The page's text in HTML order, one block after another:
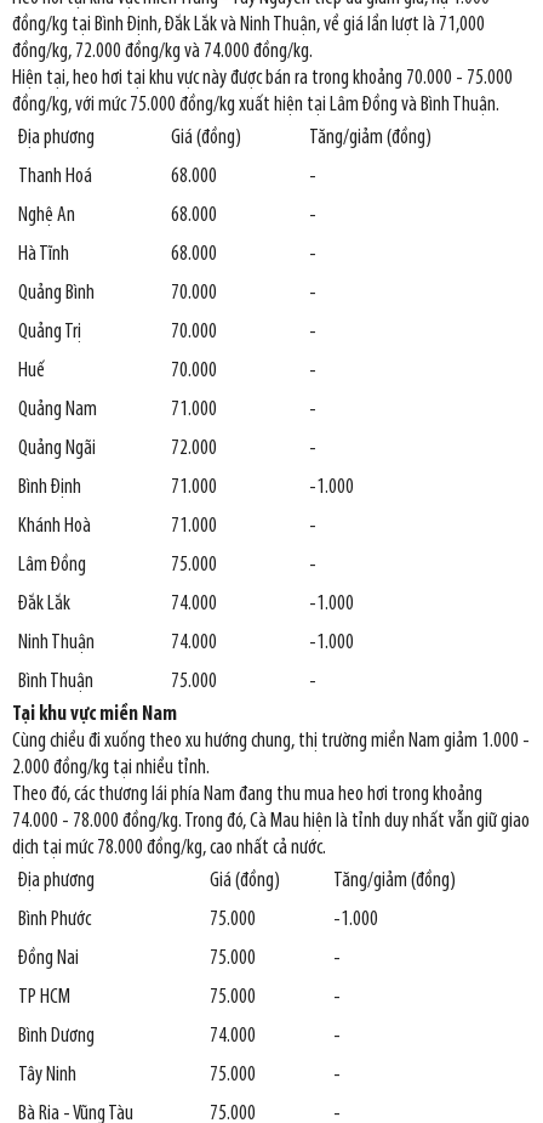
đồng/kg tại Bình Định, Đắk Lắk và Ninh Thuận, về giá lần lượt là 71,000
đồng/kg, 72.000 đồng/kg và 74.000 đồng/kg.
Hiện tại, heo hơi tại khu vực này được bán ra trong khoảng 70.000 - 75.000
đồng/kg, với mức 75.000 đồng/kg xuất hiện tại Lâm Đồng và Bình Thuận.
Địa phương
Giá (đồng)
Tăng/giảm (đồng)
Thanh Hoá
68.000
-
Nghệ An
68.000
-
Hà Tĩnh
68.000
-
Quảng Bình
70.000
-
Quảng Trị
70.000
-
Huế
70.000
-
Quảng Nam
71.000
-
Quảng Ngãi
72.000
-
Bình Định
71.000
-1.000
Khánh Hoà
71.000
-
Lâm Đồng
75.000
-
Đắk Lắk
74.000
-1.000
Ninh Thuận
74.000
-1.000
Bình Thuận
75.000
-
Tại khu vực miền Nam
Cùng chiều đi xuống theo xu hướng chung, thị trường miền Nam giảm 1.000 -
2.000 đồng/kg tại nhiều tỉnh.
Theo đó, các thương lái phía Nam đang thu mua heo hơi trong khoảng
74.000 - 78.000 đồng/kg. Trong đó, Cà Mau hiện là tỉnh duy nhất vẫn giữ giao
dịch tại mức 78.000 đồng/kg, cao nhất cả nước.
Địa phương
Giá (đồng)
Tăng/giảm (đồng)
Bình Phước
75.000
-1.000
Đồng Nai
75.000
-
TP HCM
75.000
-
Bình Dương
74.000
-
Tây Ninh
75.000
-
Bà Rịa - Vũng Tàu
75.000 -